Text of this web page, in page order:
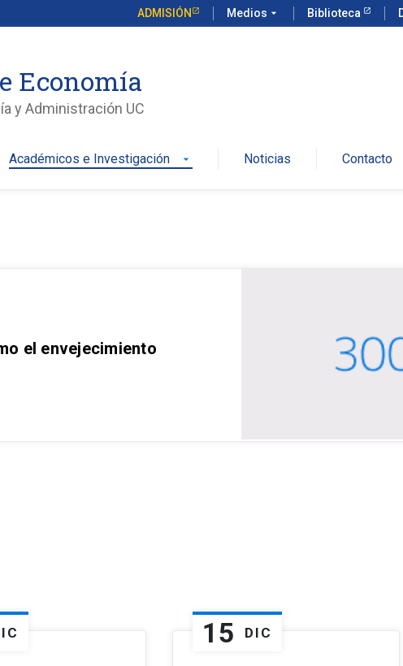
ADMISIÓN Medios arrow_drop_down Biblioteca
Economía
y Administración UC
Académicos e Investigación arrow_drop_down Noticias Contacto
el envejecimiento
15 DIC